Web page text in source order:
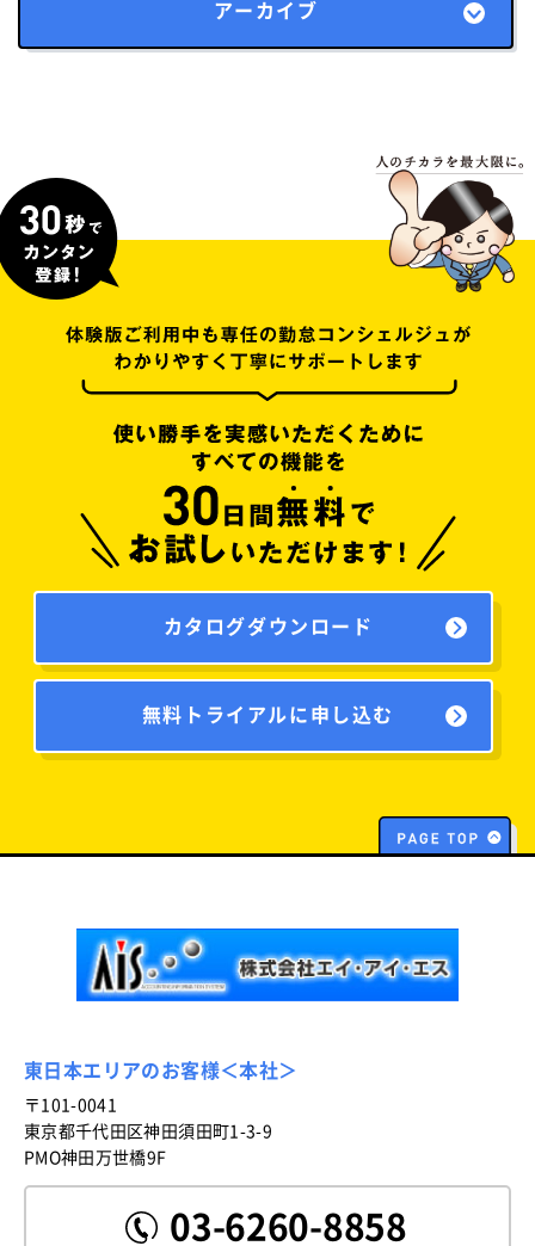
アーカイブ
カタログダウンロード
無料トライアルに申し込む
東日本エリアのお客様＜本社＞
〒101-0041
東京都千代田区神田須田町1-3-9
PMO神田万世橋9F
03-6260-8858